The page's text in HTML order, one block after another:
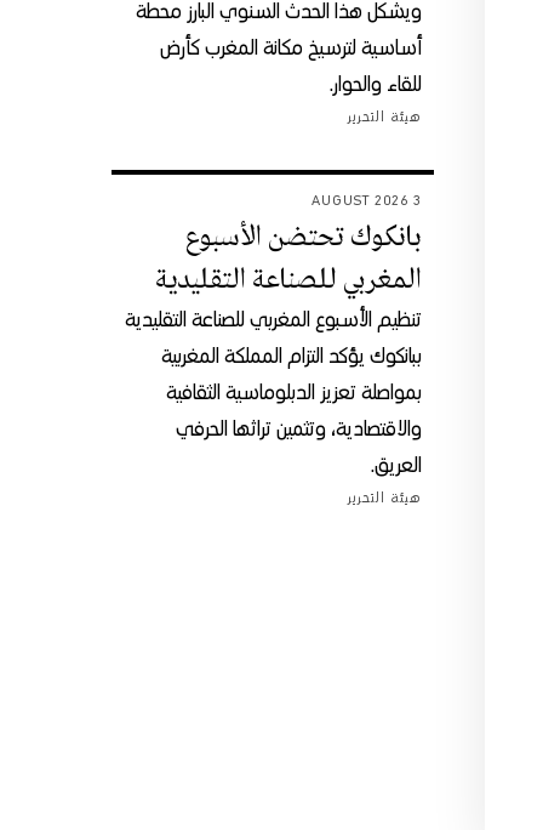
ويشكل هذا الحدث السنوي البارز محطة
أساسية لترسيخ مكانة المغرب كأرض
للقاء والحوار.
هيئة التحرير
3 AUGUST 2026
بانكوك تحتضن الأسبوع
المغربي للصناعة التقليدية
تنظيم الأسبوع المغربي للصناعة التقليدية
ببانكوك يؤكد التزام المملكة المغربية
بمواصلة تعزيز الدبلوماسية الثقافية
والاقتصادية، وتثمين تراثها الحرفي
العريق.
هيئة التحرير